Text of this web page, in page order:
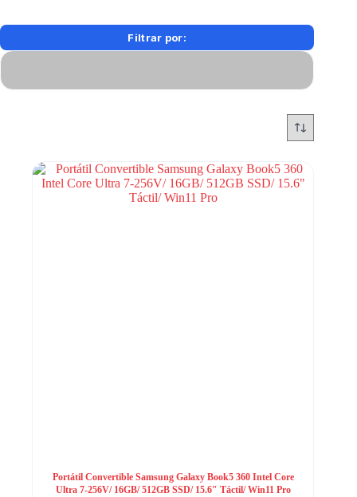
Filtrar por:
Portátil Convertible Samsung Galaxy Book5 360 Intel Core
Ultra 7-256V/ 16GB/ 512GB SSD/ 15.6″ Táctil/ Win11 Pro